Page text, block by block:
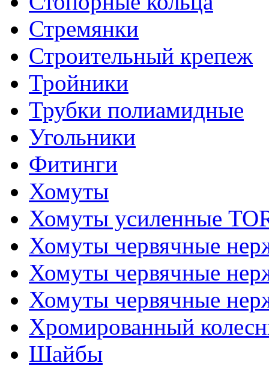
Стремянки
Строительный крепеж
Тройники
Трубки полиамидные
Угольники
Фитинги
Хомуты
Хомуты усиленные
Хомуты червячные
Хомуты червячные
Хомуты червячные
Хромированный
Шайбы